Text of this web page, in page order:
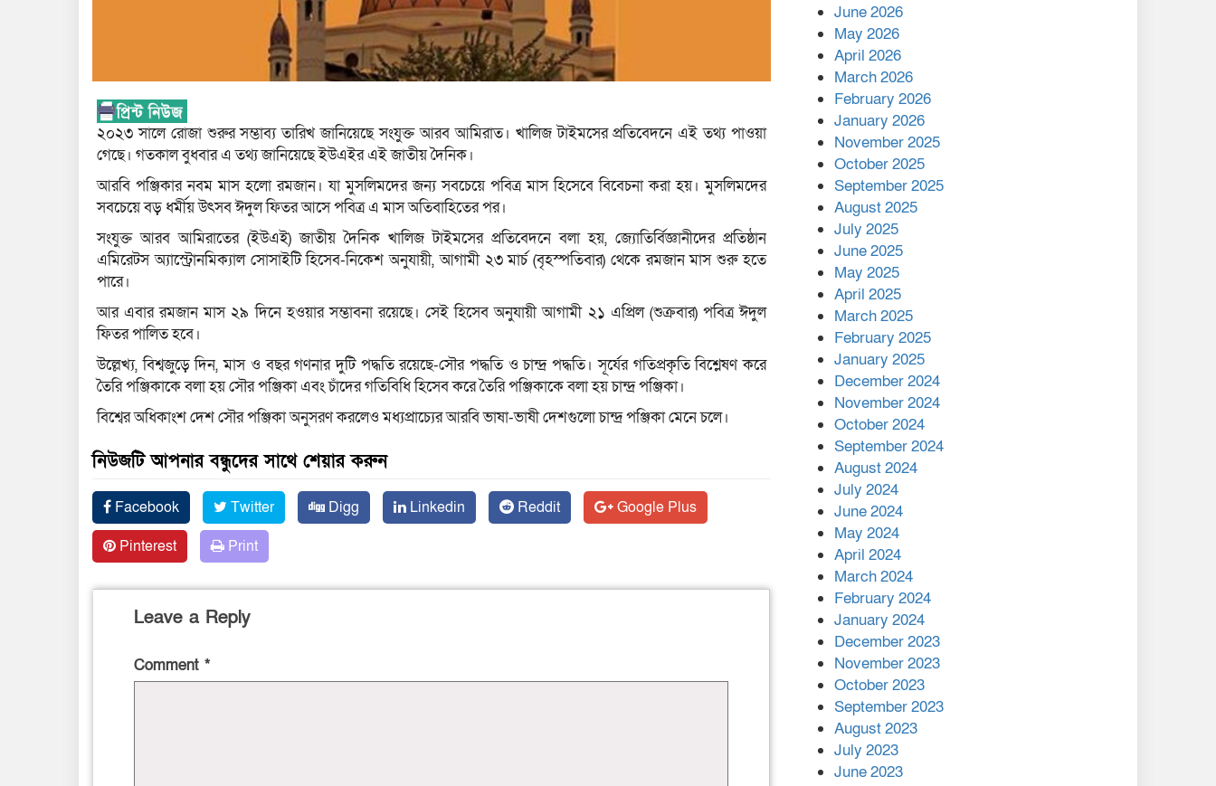
২০২৩ সালে রোজা শুরুর সম্ভাব্য তারিখ জানিয়েছে সংযুক্ত আরব আমিরাত। খালিজ টাইমসের প্রতিবেদনে এই তথ্য পাওয়া
গেছে। গতকাল বুধবার এ তথ্য জানিয়েছে ইউএইর এই জাতীয় দৈনিক।
আরবি পঞ্জিকার নবম মাস হলো রমজান। যা মুসলিমদের জন্য সবচেয়ে পবিত্র মাস হিসেবে বিবেচনা করা হয়। মুসলিমদের
সবচেয়ে বড় ধর্মীয় উৎসব ঈদুল ফিতর আসে পবিত্র এ মাস অতিবাহিতের পর।
সংযুক্ত আরব আমিরাতের (ইউএই) জাতীয় দৈনিক খালিজ টাইমসের প্রতিবেদনে বলা হয়, জ্যোতির্বিজ্ঞানীদের প্রতিষ্ঠান
এমিরেটস অ্যাস্ট্রোনমিক্যাল সোসাইটি হিসেব-নিকেশ অনুযায়ী, আগামী ২৩ মার্চ (বৃহস্পতিবার) থেকে রমজান মাস শুরু হতে
পারে।
আর এবার রমজান মাস ২৯ দিনে হওয়ার সম্ভাবনা রয়েছে। সেই হিসেব অনুযায়ী আগামী ২১ এপ্রিল (শুক্রবার) পবিত্র ঈদুল
ফিতর পালিত হবে।
উল্লেখ্য, বিশ্বজুড়ে দিন, মাস ও বছর গণনার দুটি পদ্ধতি রয়েছে-সৌর পদ্ধতি ও চান্দ্র পদ্ধতি। সূর্যের গতিপ্রকৃতি বিশ্লেষণ করে
তৈরি পঞ্জিকাকে বলা হয় সৌর পঞ্জিকা এবং চাঁদের গতিবিধি হিসেব করে তৈরি পঞ্জিকাকে বলা হয় চান্দ্র পঞ্জিকা।
বিশ্বের অধিকাংশ দেশ সৌর পঞ্জিকা অনুসরণ করলেও মধ্যপ্রাচ্যের আরবি ভাষা-ভাষী দেশগুলো চান্দ্র পঞ্জিকা মেনে চলে।
নিউজটি আপনার বন্ধুদের সাথে শেয়ার করুন
Facebook Twitter Digg Linkedin Reddit
Google Plus
Pinterest
Print
Leave a Reply
Comment *
প্রকাশের অভিযোগ
শের-ই-বাংলা গোল্ডেন অ্যাওয়ার্ড
২০২৬-এ সম্মানিত পরিচালক ইমন
নিহত, আহত ৪০
June 2026
May 2026
April 2026
March 2026
February 2026
January 2026
November 2025
October 2025
September 2025
August 2025
July 2025
June 2025
May 2025
April 2025
March 2025
February 2025
January 2025
December 2024
November 2024
October 2024
September 2024
August 2024
July 2024
June 2024
May 2024
April 2024
March 2024
February 2024
January 2024
December 2023
November 2023
October 2023
September 2023
August 2023
July 2023
June 2023